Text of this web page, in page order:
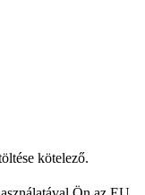
kötelező.